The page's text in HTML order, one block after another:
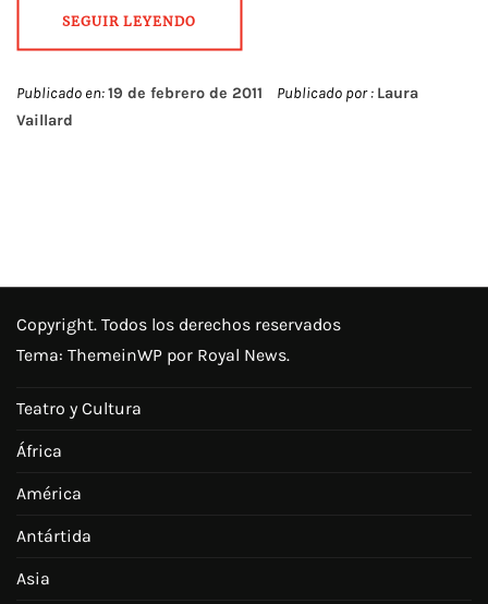
SEGUIR LEYENDO
Publicado en:19 de febrero de 2011 Publicado por : Laura
Vaillard
Copyright. Todos los derechos reservados
Tema: ThemeinWP por Royal News.
Teatro y Cultura
África
América
Antártida
Asia